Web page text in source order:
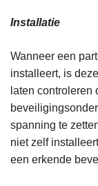
Installatie
Wanneer een
installeert, is
laten controleren
spanning te
niet zelf
een erkende